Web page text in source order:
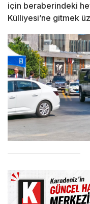
için beraberindeki
Külliyesi’ne gitmek